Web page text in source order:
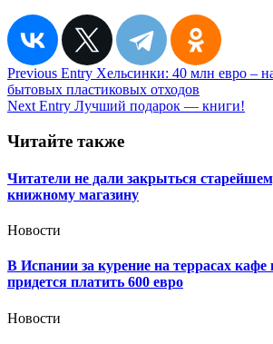
Навигация
по
Previous Entry Хельсинки: 40 млн евро –
бытовых пластиковых отходов
Next Entry Лучший подарок — книги!
Читайте также
Читатели не дали закрыться
книжному магазину
Новости
В Испании за курение на террасах
придется платить 600 евро
Новости